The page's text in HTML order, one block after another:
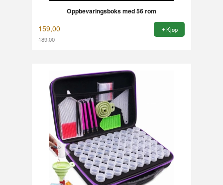
Oppbevaringsboks med 56 rom
159,00
189,00
Kjøp